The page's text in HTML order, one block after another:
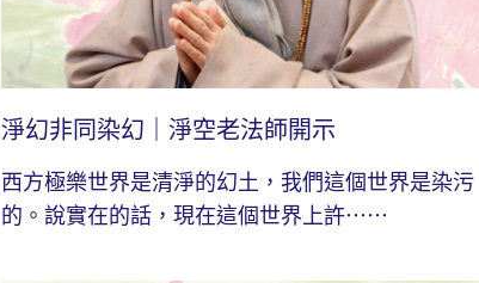
淨幻非同染幻｜淨空老法師開示
西方極樂世界是清淨的幻土，我們這個世界是染污
的。說實在的話，現在這個世界上許⋯⋯